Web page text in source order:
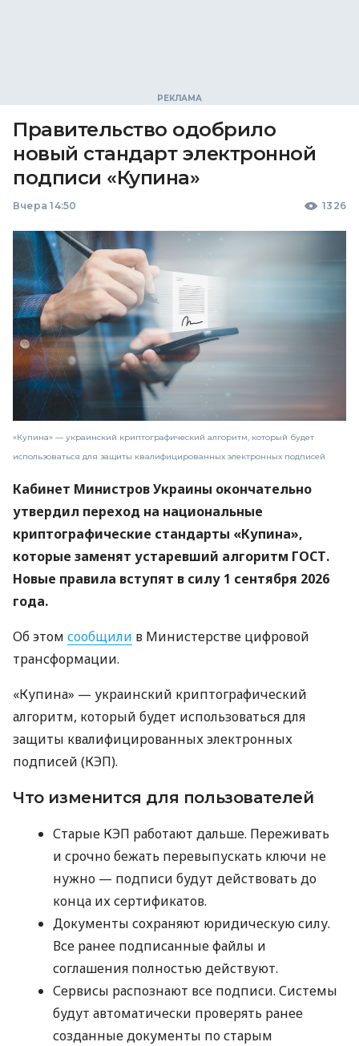
Правительство одобрило
новый стандарт электронной
подписи «Купина»
Вчера 14:50 1326
«Купина» — украинский криптографический алгоритм, который будет
использоваться для защиты квалифицированных электронных подписей
Кабинет Министров Украины окончательно
утвердил переход на национальные
криптографические стандарты «Купина»,
которые заменят устаревший алгоритм ГОСТ.
Новые правила вступят в силу 1 сентября 2026
года.
Об этом сообщили в Министерстве цифровой
трансформации.
«Купина» — украинский криптографический
алгоритм, который будет использоваться для
защиты квалифицированных электронных
подписей (КЭП).
Что изменится для пользователей
Старые КЭП работают дальше. Переживать
и срочно бежать перевыпускать ключи не
нужно — подписи будут действовать до
конца их сертификатов.
Документы сохраняют юридическую силу.
Все ранее подписанные файлы и
соглашения полностью действуют.
Сервисы распознают все подписи. Системы
будут автоматически проверять ранее
созданные документы по старым